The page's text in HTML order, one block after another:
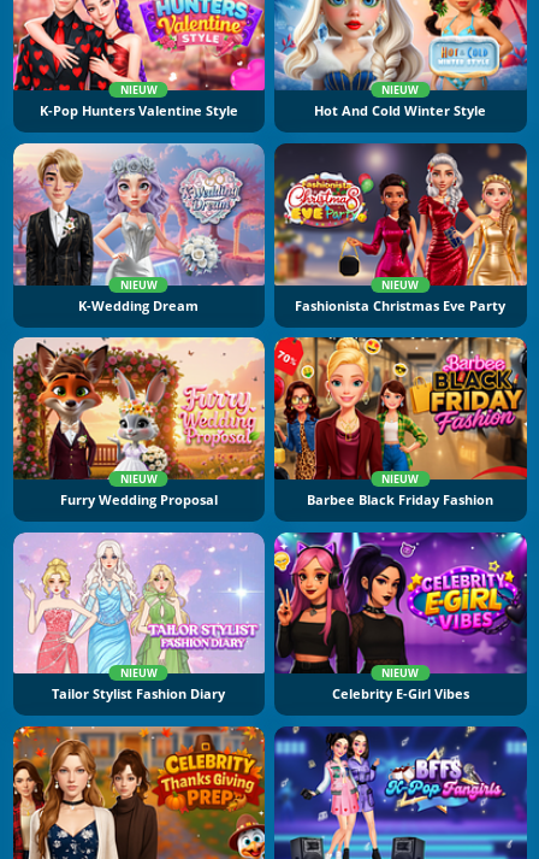
NIEUW
K-Pop Hunters Valentine Style
NIEUW
Hot And Cold Winter Style
NIEUW
K-Wedding Dream
NIEUW
Fashionista Christmas Eve Party
NIEUW
Furry Wedding Proposal
NIEUW
Barbee Black Friday Fashion
NIEUW
Tailor Stylist Fashion Diary
NIEUW
Celebrity E-Girl Vibes